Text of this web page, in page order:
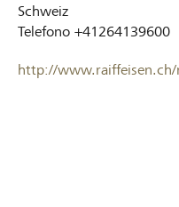
Schweiz
Telefono +41264139600
http://